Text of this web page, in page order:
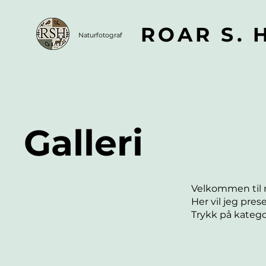
RSH Naturfotograf ROAR S.
Galleri
Velkommen til
Her vil jeg
Trykk på